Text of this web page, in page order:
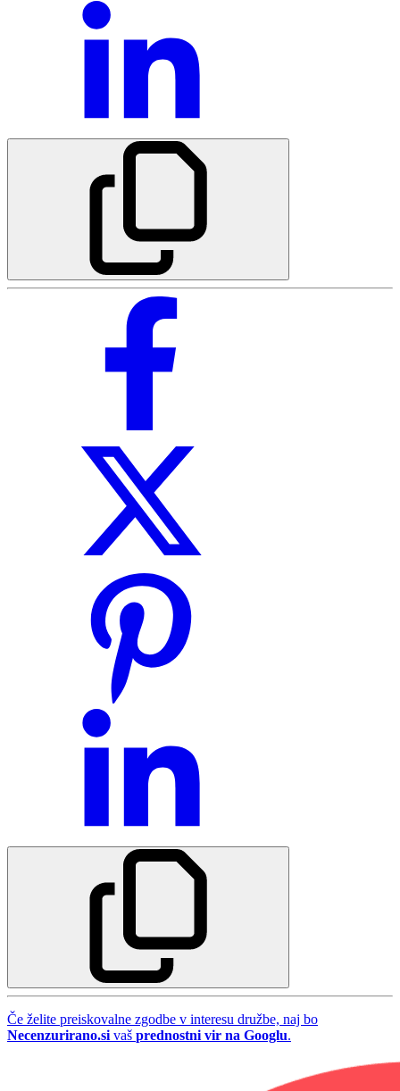
Če želite preiskovalne zgodbe v interesu družbe, naj bo
Necenzurirano.si vaš prednostni vir na Googlu.